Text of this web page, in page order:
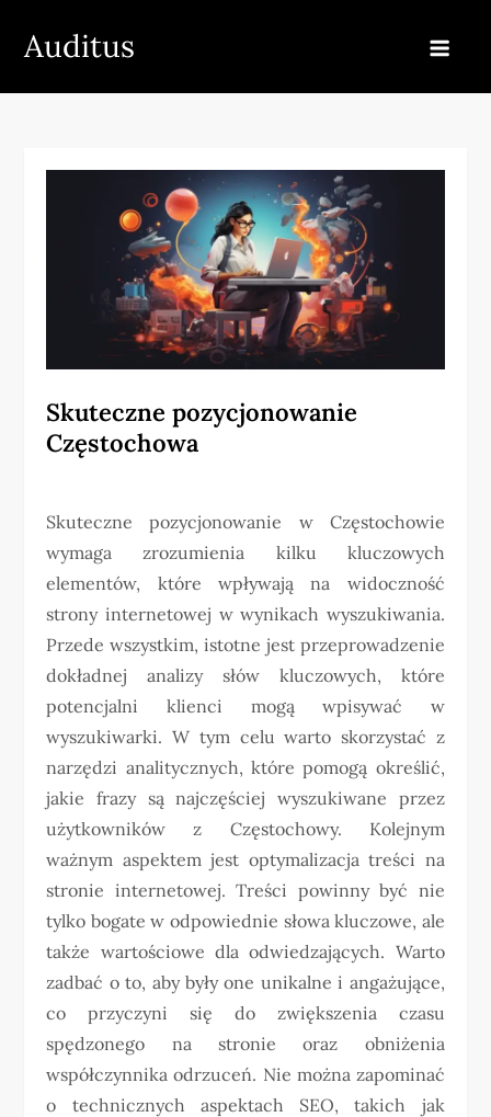
Auditus
Skuteczne pozycjonowanie
Częstochowa
Skuteczne pozycjonowanie w Częstochowie
wymaga zrozumienia kilku kluczowych
elementów, które wpływają na widoczność
strony internetowej w wynikach wyszukiwania.
Przede wszystkim, istotne jest przeprowadzenie
dokładnej analizy słów kluczowych, które
potencjalni klienci mogą wpisywać w
wyszukiwarki. W tym celu warto skorzystać z
narzędzi analitycznych, które pomogą określić,
jakie frazy są najczęściej wyszukiwane przez
użytkowników z Częstochowy. Kolejnym
ważnym aspektem jest optymalizacja treści na
stronie internetowej. Treści powinny być nie
tylko bogate w odpowiednie słowa kluczowe, ale
także wartościowe dla odwiedzających. Warto
zadbać o to, aby były one unikalne i angażujące,
co przyczyni się do zwiększenia czasu
spędzonego na stronie oraz obniżenia
współczynnika odrzuceń. Nie można zapominać
o technicznych aspektach SEO, takich jak